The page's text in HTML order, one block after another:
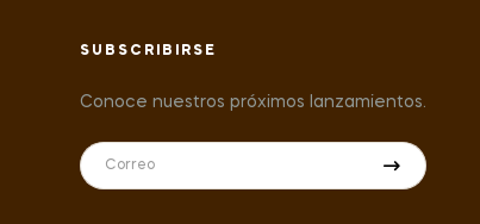
SUBSCRIBIRSE
Conoce nuestros próximos lanzamientos.